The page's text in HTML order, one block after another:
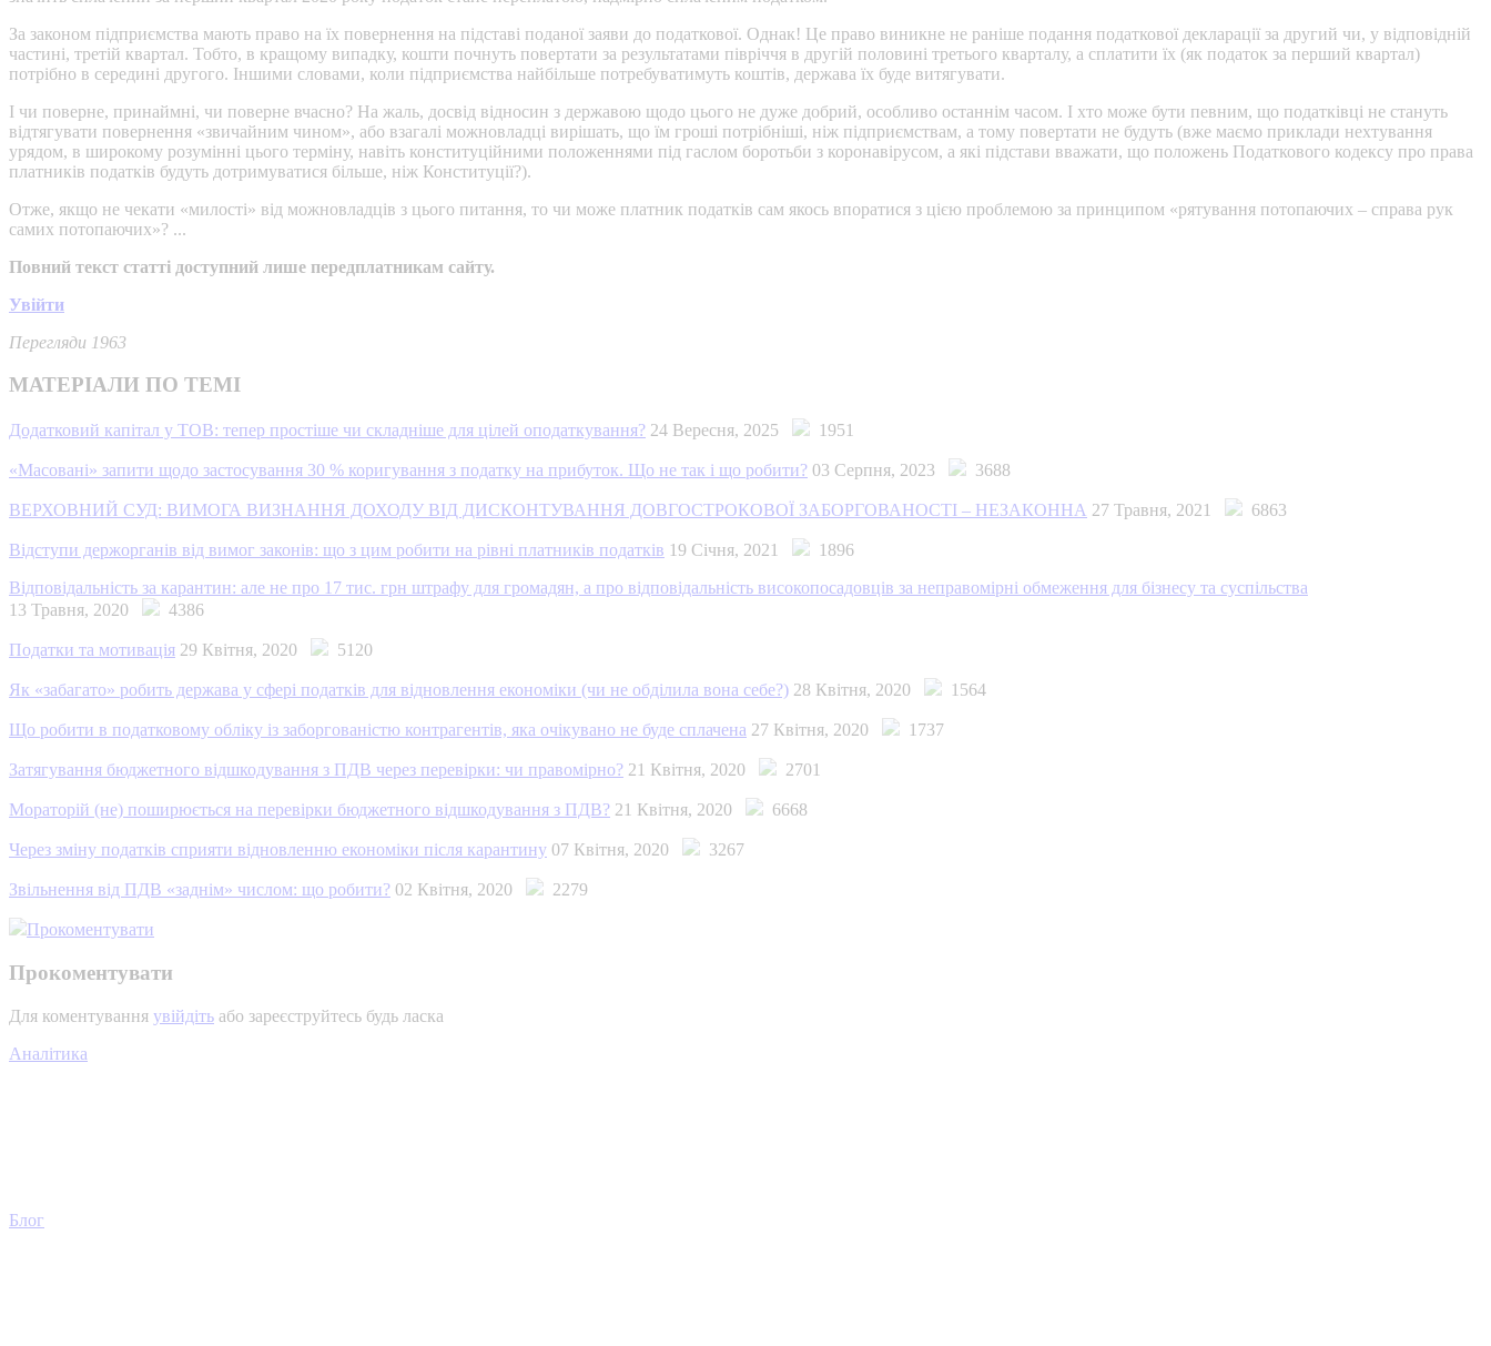
За законом підприємства мають право на їх повернення на підставі поданої заяви до податкової. Однак! Це право виникне не раніше подання податкової декларації за другий чи, у відповідній
частині, третій квартал. Тобто, в кращому випадку, кошти почнуть повертати за результатами півріччя в другій половині третього кварталу, а сплатити їх (як податок за перший квартал)
потрібно в середині другого. Іншими словами, коли підприємства найбільше потребуватимуть коштів, держава їх буде витягувати.
І чи поверне, принаймні, чи поверне вчасно? На жаль, досвід відносин з державою щодо цього не дуже добрий, особливо останнім часом. І хто може бути певним, що податківці не стануть
відтягувати повернення «звичайним чином», або взагалі можновладці вирішать, що їм гроші потрібніші, ніж підприємствам, а тому повертати не будуть (вже маємо приклади нехтування
урядом, в широкому розумінні цього терміну, навіть конституційними положеннями під гаслом боротьби з коронавірусом, а які підстави вважати, що положень Податкового кодексу про права
платників податків будуть дотримуватися більше, ніж Конституції?).
Отже, якщо не чекати «милості» від можновладців з цього питання, то чи може платник податків сам якось впоратися з цією проблемою за принципом «рятування потопаючих – справа рук
самих потопаючих»? ...
Повний текст статті доступний лише передплатникам сайту.
Увійти
Перегляди 1963
МАТЕРІАЛИ ПО ТЕМІ
Додатковий капітал у ТОВ: тепер простіше чи складніше для цілей оподаткування? 24 Вересня, 2025 1951
«Масовані» запити щодо застосування 30 % коригування з податку на прибуток. Що не так і що робити? 03 Серпня, 2023 3688
ВЕРХОВНИЙ СУД: ВИМОГА ВИЗНАННЯ ДОХОДУ ВІД ДИСКОНТУВАННЯ ДОВГОСТРОКОВОЇ ЗАБОРГОВАНОСТІ – НЕЗАКОННА 27 Травня, 2021 6863
Відступи держорганів від вимог законів: що з цим робити на рівні платників податків 19 Січня, 2021
1896
Відповідальність за карантин: але не про 17 тис. грн штрафу для громадян, а про відповідальність високопосадовців за неправомірні обмеження для бізнесу та суспільства
13 Травня, 2020
4386
Податки та мотивація 29 Квітня, 2020 5120
Як «забагато» робить держава у сфері податків для відновлення економіки (чи не обділила вона себе?) 28 Квітня, 2020 1564
Що робити в податковому обліку із заборгованістю контрагентів, яка очікувано не буде сплачена 27 Квітня, 2020 1737
Затягування бюджетного відшкодування з ПДВ через перевірки: чи правомірно? 21 Квітня, 2020 2701
Мораторій (не) поширюється на перевірки бюджетного відшкодування з ПДВ? 21 Квітня, 2020 6668
Через зміну податків сприяти відновленню економіки після карантину 07 Квітня, 2020 3267
Звільнення від ПДВ «заднім» числом: що робити? 02 Квітня, 2020 2279
Прокоментувати
Прокоментувати
Для коментування увійдіть або зареєструйтесь будь ласка
Аналітика
Блог